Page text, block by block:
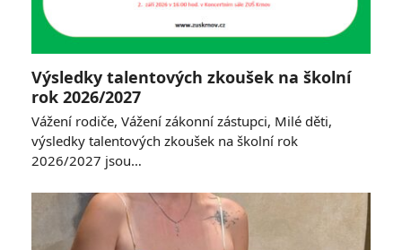
Výsledky talentových zkoušek na školní
rok 2026/2027
Vážení rodiče, Vážení zákonní zástupci, Milé děti,
výsledky talentových zkoušek na školní rok
2026/2027 jsou…